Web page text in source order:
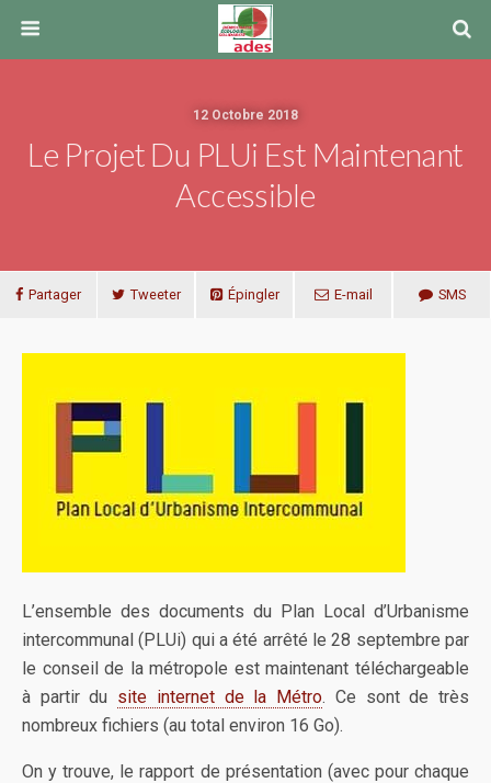
12 Octobre 2018
Le Projet Du PLUi Est Maintenant
Accessible
Partager Tweeter Épingler E-mail SMS
L’ensemble des documents du Plan Local d’Urbanisme
intercommunal (PLUi) qui a été arrêté le 28 septembre par
le conseil de la métropole est maintenant téléchargeable
à partir du site internet de la Métro. Ce sont de très
nombreux fichiers (au total environ 16 Go).
On y trouve, le rapport de présentation (avec pour chaque